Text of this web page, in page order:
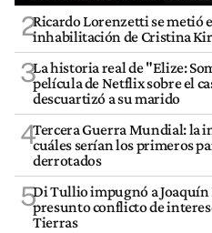
2Ricardo Lorenzetti se metió
inhabilitación de Cristina
3La historia real de "Elize:
película de Netflix sobre el
descuartizó a su marido
4Tercera Guerra Mundial: la
cuáles serían los primeros
derrotados
5Di Tullio impugnó a Joaquín
presunto conflicto de
Tierras